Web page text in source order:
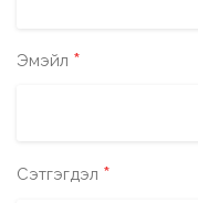
Эмэйл *
Сэтгэгдэл *